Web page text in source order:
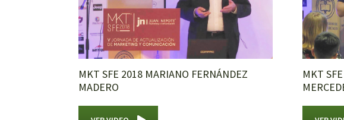
MKT SFE 2018 MARIANO FERNÁNDEZ
MADERO
MKT